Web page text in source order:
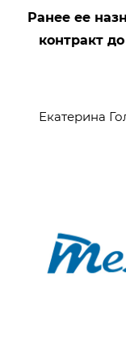
Ранее ее
контракт
Екатерина